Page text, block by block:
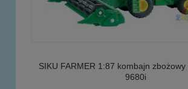
SIKU FARMER 1:87 kombajn
9680i